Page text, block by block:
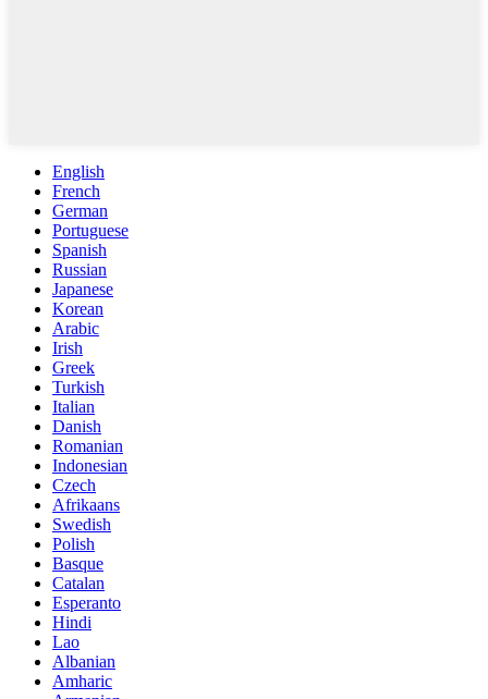
English
French
German
Portuguese
Spanish
Russian
Japanese
Korean
Arabic
Irish
Greek
Turkish
Italian
Danish
Romanian
Indonesian
Czech
Afrikaans
Swedish
Polish
Basque
Catalan
Esperanto
Hindi
Lao
Albanian
Amharic